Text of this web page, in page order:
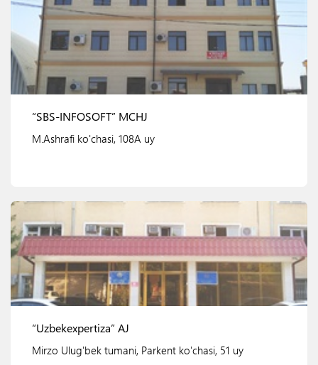
Ko'rish
“SBS-INFOSOFT” MCHJ
M.Ashrafi ko'chasi, 108A uy
Ko'rish
“Uzbekexpertiza” AJ
Mirzo Ulug'bek tumani, Parkent ko'chasi, 51 uy